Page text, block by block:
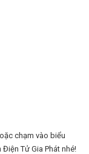
chạm vào biểu
Tử Gia Phát nhé!